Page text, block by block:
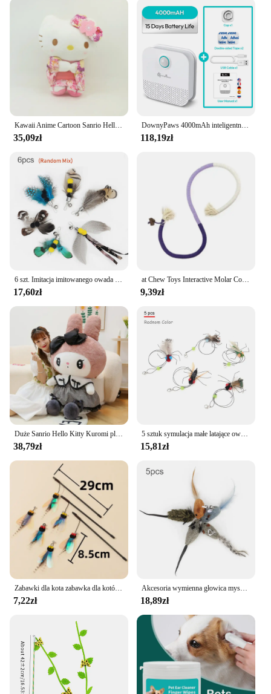
braided exterior provides a layer of protection
against bends and twists, making it a resilient
choice for any environment. The PVC material used
in the construction of this cable ensures longevity
and resistance to wear, while the gold-plated
connectors maintain their integrity over time. This
cable is perfect for both indoor and outdoor use,
making it an adaptable solution for various
**Versatile Compatibility**
This Cat 8 Ethernet Cable is designed to be
versatile, catering to a wide range of devices and
applications. It's compatible with PCs, gaming
consoles, routers, and other networking equipment,
ensuring that you can connect your devices
seamlessly. Whether you're setting up a home
network or expanding your office infrastructure,
this cable is an essential component for any
networking setup. Its compatibility with various
vendors and suppliers makes it a reliable choice for
both personal and professional use.
Kawaii Anime Cartoon Sanrio Hello Kitty Kimono kostium Kt kot pluszowe zabawki wypchane zwierzęta dzieciak towarzyszyć lalki Kid dziewczyna chłopiec prezent
35,09zł
DownyPaws 4000mAh inteligentny kot zapach oczyszczacz dla kotów kuweta dezodorujący toaleta dla psów akumulator filtr powietrza zwierzęta dezodoryzacja
118,19zł
6 szt. Imitacja imitowanego owada akcesoria dla kota Teaser z piórami wymienna głowica interaktywna zabawka dla kotków zwierząt domowych
17,60zł
at Chew Toys Interactive Molar Cotton Rope Toys Silvervine Cat Teaser Toy Clean Mouth Kitten Play Toy Pet Supplies Accessories
9,39zł
Duże Sanrio Hello Kitty Kuromi pluszowe zabawki miękka poduszka pluszowe lalki dla dzieci prezenty walentynkowe urodzinowe dla dziewczynek
38,79zł
5 sztuk symulacja małe latające owady akcesoria zamienne dla kotów drażaki zabawki kotek zabawki z piórami artykuły dla zwierząt
15,81zł
7,22zł
Akcesoria wymienna głowica myszy do śmieszny kijek dla kota zabawka dzwonek kot pręt Teaser kotek piórko zabawka dla zwierząt
18,89zł